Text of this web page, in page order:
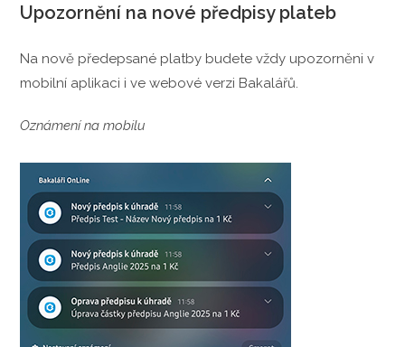
Upozornění na nové předpisy plateb
Na nově předepsané platby budete vždy upozorněni v
mobilní aplikaci i ve webové verzi Bakalářů.
Oznámení na mobilu